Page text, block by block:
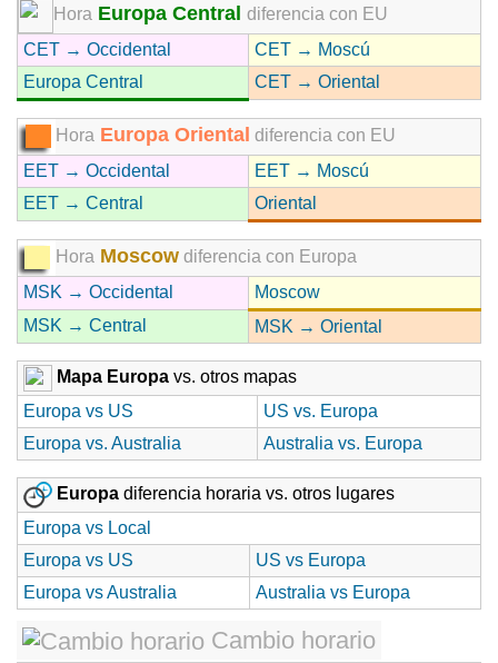
Hora Europa Central diferencia con EU
CET → Occidental
CET → Moscú
Europa Central
CET → Oriental
Hora Europa Oriental diferencia con EU
EET → Occidental
EET → Moscú
EET → Central
Oriental
Hora Moscow diferencia con Europa
MSK → Occidental
Moscow
MSK → Central
MSK → Oriental
Mapa Europa vs. otros mapas
Europa vs US
US vs. Europa
Europa vs. Australia
Australia vs. Europa
Europa diferencia horaria vs. otros lugares
Europa vs Local
Europa vs US
US vs Europa
Europa vs Australia
Australia vs Europa
Cambio horario